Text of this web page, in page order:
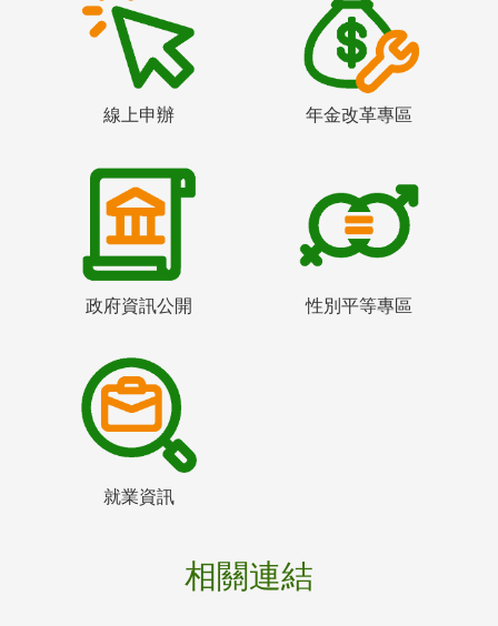
線上申辦 年金改革專區
政府資訊公開 性別平等專區
就業資訊
相關連結